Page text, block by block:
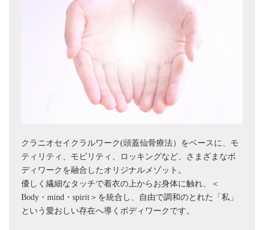
クラニオセイクラルワーク(頭蓋仙骨療法）をベースに、モ
ティリティ、モビリティ、ロッキングなど、さまざまなボ
ディワークを融合したオリジナルメゾット。
優しく繊細なタッチで着衣の上からお身体に触れ、＜
Body・mind・spirit＞を統合し、自由で調和のとれた「私」
という愛おしい存在へ導くボディワークです。